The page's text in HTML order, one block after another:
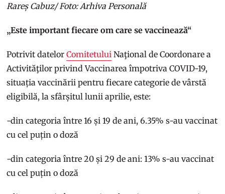
Rareș Cabuz/ Foto: Arhiva Personală
„Este important fiecare om care se vaccinează“
Potrivit datelorComitetului Naţional de Coordonare a
Activităţilor privind Vaccinarea împotriva COVID-19,
situația vaccinării pentru fiecare categorie de vârstă
eligibilă, la sfârșitul lunii aprilie, este:
-din categoria între 16 și 19 de ani, 6.35% s-au vaccinat
cu cel puțin o doză
-din categoria între 20 și 29 de ani: 13% s-au vaccinat
cu cel puțin o doză